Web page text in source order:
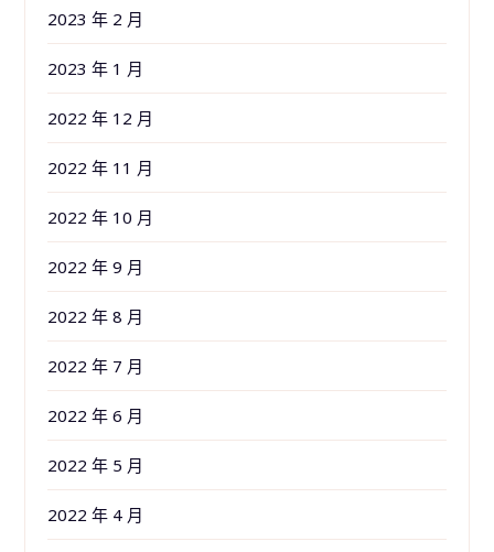
2023 年 2 月
2023 年 1 月
2022 年 12 月
2022 年 11 月
2022 年 10 月
2022 年 9 月
2022 年 8 月
2022 年 7 月
2022 年 6 月
2022 年 5 月
2022 年 4 月